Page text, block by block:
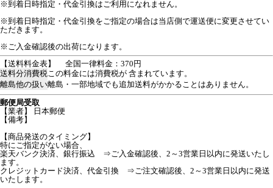
※到着日時指定・代金引換はご利用になれません。
※到着日時指定・代金引換をご指定の場合は当店側で運送便に変更させてい
ただきます。
※ご入金確認後の出荷になります。
【送料料金表】
全国一律料金：370円
送料分消費税この料金には消費税が 含まれています。
離島他の扱い離島・一部地域でも追加送料がかかることはありません。
郵便局受取
【業者】 日本郵便
【備考】
【商品発送のタイミング】
特にご指定がない場合、
楽天バンク決済、銀行振込 ⇒ご入金確認後、2～3営業日以内に発送いたし
ます。
クレジットカード決済、代金引換 ⇒ご注文確認後、2～3営業日以内に発送
いたします。